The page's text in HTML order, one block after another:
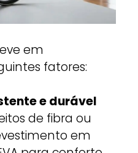
em
fatores:
e durável
de fibra ou
em